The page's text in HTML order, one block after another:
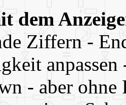
dem
Ziffern -
- aber ohne